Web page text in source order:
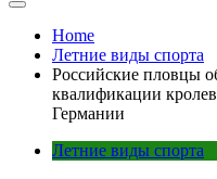
Home
Летние виды спорта
Российские пловцы
квалификации
Германии
Летние виды спорта